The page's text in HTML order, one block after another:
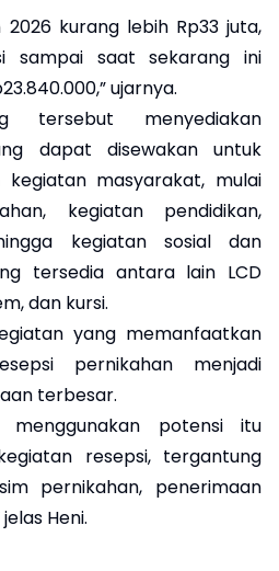
kurang lebih Rp33 juta,
sampai saat sekarang ini
ujarnya.
tersebut menyediakan
dapat disewakan untuk
kegiatan masyarakat, mulai
kegiatan pendidikan,
kegiatan sosial dan
tersedia antara lain LCD
dan kursi.
yang memanfaatkan
pernikahan menjadi
terbesar.
menggunakan potensi itu
resepsi, tergantung
pernikahan, penerimaan
Heni.